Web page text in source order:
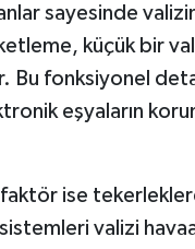
sayesinde
küçük bir
Bu fonksiyonel
eşyaların
faktör ise
valizi